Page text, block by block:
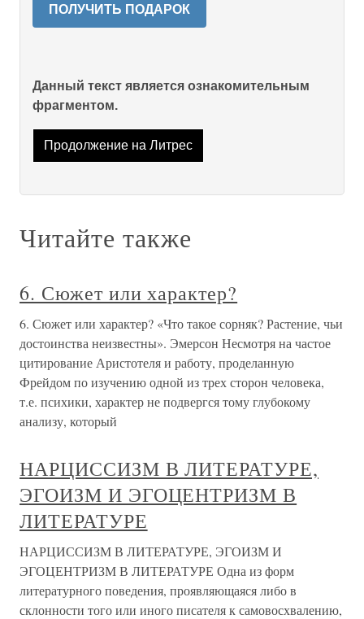
ПОЛУЧИТЬ ПОДАРОК
Данный текст является ознакомительным
фрагментом.
Продолжение на Литрес
Читайте также
6. Сюжет или характер?
6. Сюжет или характер? «Что такое сорняк? Растение, чьи
достоинства неизвестны». Эмерсон Несмотря на частое
цитирование Аристотеля и работу, про­деланную
Фрейдом по изучению одной из трех сторон человека,
т.е. психики, характер не подвергся тому глубокому
анализу, который
НАРЦИССИЗМ В ЛИТЕРАТУРЕ,
ЭГОИЗМ И ЭГОЦЕНТРИЗМ В
ЛИТЕРАТУРЕ
НАРЦИССИЗМ В ЛИТЕРАТУРЕ, ЭГОИЗМ И
ЭГОЦЕНТРИЗМ В ЛИТЕРАТУРЕ Одна из форм
литературного поведения, проявляющаяся либо в
склонности того или иного писателя к самовосхвалению,